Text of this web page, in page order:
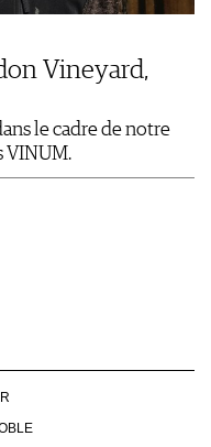
Vineyard,
le cadre de notre
VINUM.